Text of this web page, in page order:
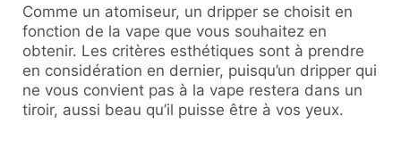
Comme un atomiseur, un dripper se choisit en
fonction de la vape que vous souhaitez en
obtenir. Les critères esthétiques sont à prendre
en considération en dernier, puisqu’un dripper qui
ne vous convient pas à la vape restera dans un
tiroir, aussi beau qu’il puisse être à vos yeux.